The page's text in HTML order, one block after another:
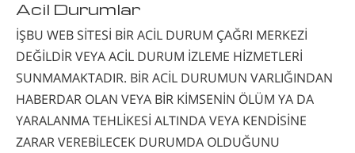
Acil Durumlar
İŞBU WEB SİTESİ BİR ACİL DURUM ÇAĞRI MERKEZİ
DEĞİLDİR VEYA ACİL DURUM İZLEME HİZMETLERİ
SUNMAMAKTADIR. BİR ACİL DURUMUN VARLIĞINDAN
HABERDAR OLAN VEYA BİR KİMSENİN ÖLÜM YA DA
YARALANMA TEHLİKESİ ALTINDA VEYA KENDİSİNE
ZARAR VEREBİLECEK DURUMDA OLDUĞUNU